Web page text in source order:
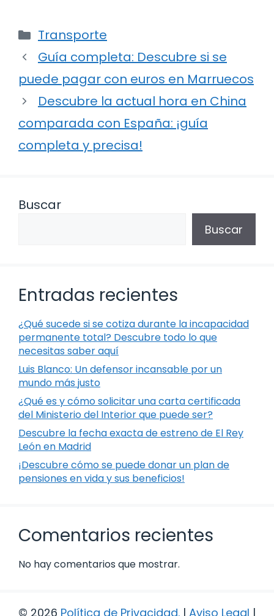
Categorías
Transporte
Guía completa: Descubre si se
puede pagar con euros en Marruecos
Descubre la actual hora en China
comparada con España: ¡guía
completa y precisa!
Buscar
Buscar
Entradas recientes
¿Qué sucede si se cotiza durante la incapacidad
permanente total? Descubre todo lo que
necesitas saber aquí
Luis Blanco: Un defensor incansable por un
mundo más justo
¿Qué es y cómo solicitar una carta certificada
del Ministerio del Interior que puede ser?
Descubre la fecha exacta de estreno de El Rey
León en Madrid
¡Descubre cómo se puede donar un plan de
pensiones en vida y sus beneficios!
Comentarios recientes
No hay comentarios que mostrar.
© 2026 Política de Privacidad. | Aviso Legal |